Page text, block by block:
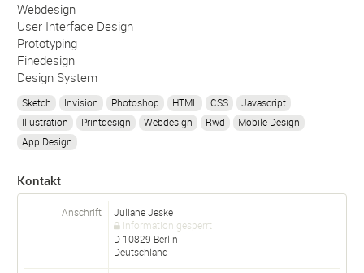
Webdesign
User Interface Design
Prototyping
Finedesign
Design System
Sketch Invision Photoshop HTML CSS
Javascript
Illustration
Printdesign Webdesign Rwd
Mobile Design
App Design
Kontakt
Anschrift
Juliane Jeske
Information gesperrt
D-10829 Berlin
Deutschland